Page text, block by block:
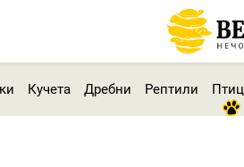
Кучета Дребни Рептили